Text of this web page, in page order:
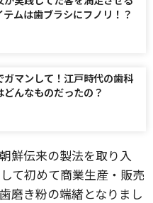
ムは歯ブラシにフノリ！？
ガマンして！江戸時代の歯科
んなものだったの？
鮮伝来の製法を取り入
て初めて商業生産・販売
磨き粉の端緒となりまし